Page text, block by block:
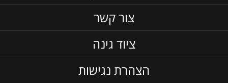
צור קשר
ציוד גינה
הצהרת נגישות